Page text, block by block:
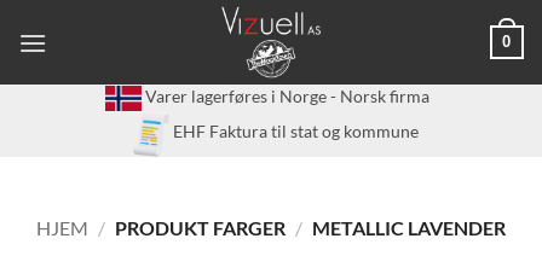
0
Varer lagerføres i Norge - Norsk firma
EHF Faktura til stat og kommune
HJEM / PRODUKT FARGER / METALLIC LAVENDER